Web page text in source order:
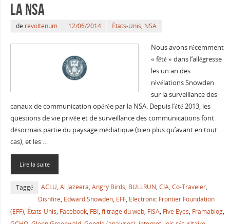
la NSA
de revoltenum 12/06/2014 États-Unis, NSA
Nous avons récemment
« fêté » dans l’allégresse
les un an des
révélations Snowden
sur la surveillance des
canaux de communication opérée par la NSA. Depuis l’été 2013, les
questions de vie privée et de surveillance des communications font
désormais partie du paysage médiatique (bien plus qu’avant en tout
cas), et les …
Lire la suite
Taggé ACLU, Al Jazeera, Angry Birds, BULLRUN, CIA, Co-Traveler,
Dishfire, Edward Snowden, EFF, Electronic Frontier Foundation
(EFF), États-Unis, Facebook, FBI, filtrage du web, FISA, Five Eyes, Framablog,